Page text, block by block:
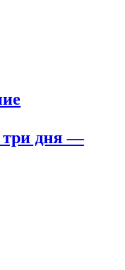
три дня —